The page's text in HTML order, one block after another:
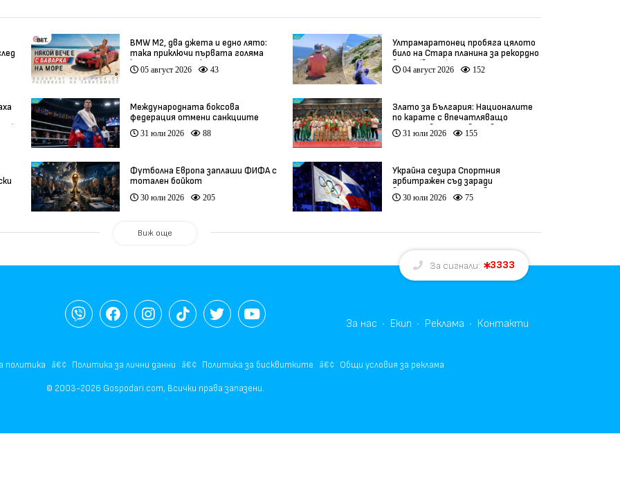
BMW М2, два джета и едно лято:
така приключи първата голяма
кампания на BET.bg
05 август 2026 43
Ултрамаратонец пробяга цялото
било на Стара планина за рекордно
време (видео)
04 август 2026 152
Международната боксова
федерация отмени санкциите
срещу Русия
31 юли 2026 88
Злато за България: Националите
по карате с впечатляващо
представяне на Световното
(видео)
31 юли 2026 155
Футболна Европа заплаши ФИФА с
тотален бойкот
30 юли 2026 205
Украйна сезира Спортния
арбитражен съд заради
връщането на Русия в
олимпийското движение
30 юли 2026 75
Виж още
За сигнали: 3333
За нас Екип Реклама Контакти
политика Политика за лични данни Политика за бисквитките Общи условия за реклама
© 2003-2026 Gospodari.com, Всички права запазени.